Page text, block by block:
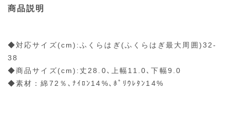
商品説明
◆対応サイズ(cm):ふくらはぎ(ふくらはぎ最大周囲)32-
38
◆商品サイズ(cm):丈28.0､上幅11.0､下幅9.0
◆素材：綿72％､ﾅｲﾛﾝ14%､ﾎﾟﾘｳﾚﾀﾝ14%